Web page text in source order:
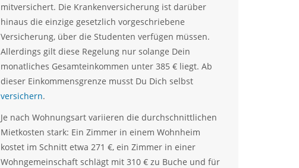
mitversichert. Die Krankenversicherung ist darüber
hinaus die einzige gesetzlich vorgeschriebene
Versicherung, über die Studenten verfügen müssen.
Allerdings gilt diese Regelung nur solange Dein
monatliches Gesamteinkommen unter 385 € liegt. Ab
dieser Einkommensgrenze musst Du Dich selbst
versichern.
Je nach Wohnungsart variieren die durchschnittlichen
Mietkosten stark: Ein Zimmer in einem Wohnheim
kostet im Schnitt etwa 271 €, ein Zimmer in einer
Wohngemeinschaft schlägt mit 310 € zu Buche und für